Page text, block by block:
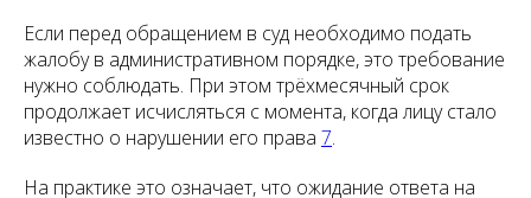
Если перед обращением в суд необходимо подать
жалобу в административном порядке, это требование
нужно соблюдать. При этом трёхмесячный срок
продолжает исчисляться с момента, когда лицу стало
известно о нарушении его права 7.
На практике это означает, что ожидание ответа на